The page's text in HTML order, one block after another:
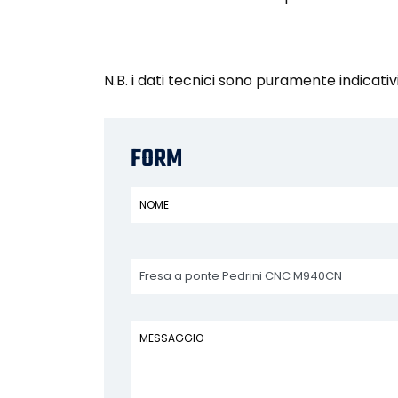
N.B. i dati tecnici sono puramente
FORM